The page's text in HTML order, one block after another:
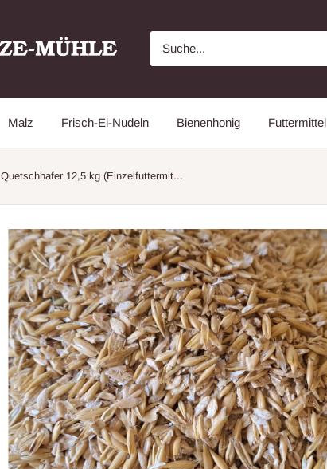
Malz Frisch-Ei-Nudeln Bienenhonig Futtermittel
Quetschhafer 12,5 kg (Einzelfuttermit...